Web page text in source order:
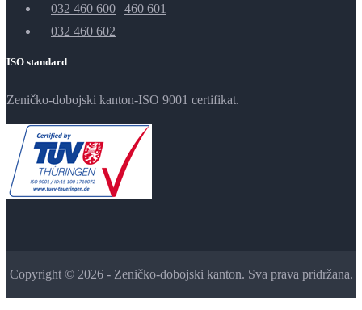
032 460 600 | 460 601
032 460 602
ISO standard
Zeničko-dobojski kanton-ISO 9001 certifikat.
Copyright © 2026 - Zeničko-dobojski kanton. Sva prava pridržana.